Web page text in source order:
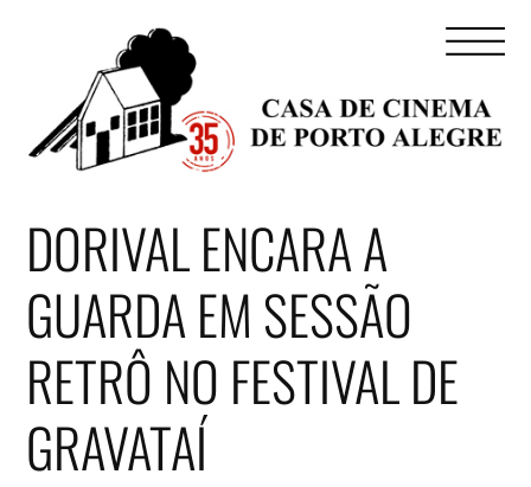
DORIVAL ENCARA A
GUARDA EM SESSÃO
RETRÔ NO FESTIVAL DE
GRAVATAÍ